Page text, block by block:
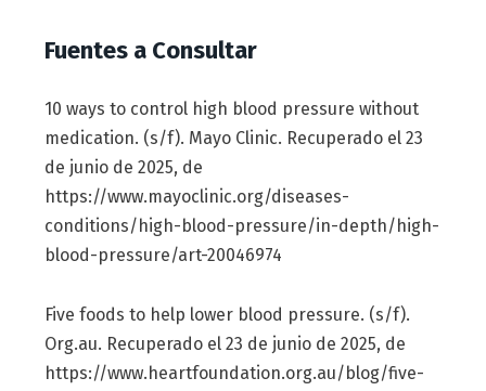
Fuentes a Consultar
10 ways to control high blood pressure without
medication. (s/f). Mayo Clinic. Recuperado el 23
de junio de 2025, de
https://www.mayoclinic.org/diseases-
conditions/high-blood-pressure/in-depth/high-
blood-pressure/art-20046974
Five foods to help lower blood pressure. (s/f).
Org.au. Recuperado el 23 de junio de 2025, de
https://www.heartfoundation.org.au/blog/five-